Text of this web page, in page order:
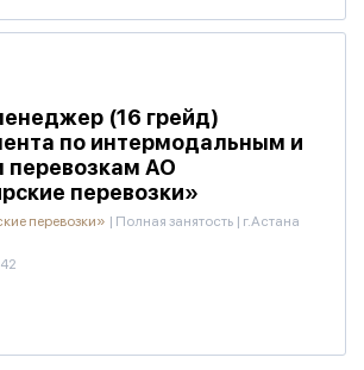
(16 грейд)
по интермодальным и
перевозкам АО
перевозки»
перевозки» | Полная занятость | г.Астана